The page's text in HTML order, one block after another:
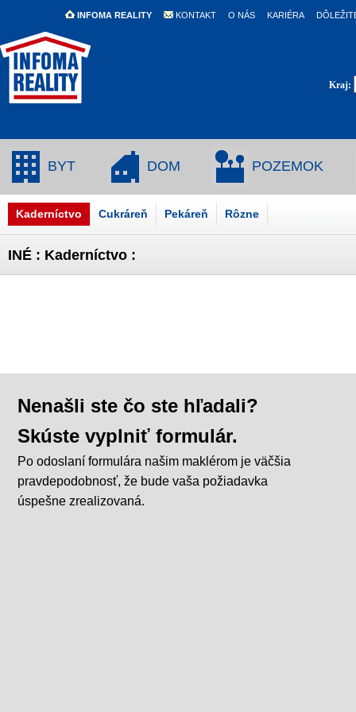
INFOMA REALITY KONTAKT O NÁS KARIÉRA
Kraj:
BYT DOM POZEMOK
Kaderníctvo Cukráreň Pekáreň Rôzne
INÉ : Kaderníctvo :
Nenašli ste čo ste hľadali?
Skúste vyplniť formulár.
Po odoslaní formulára našim maklérom je väčšia
pravdepodobnosť, že bude vaša požiadavka
úspešne zrealizovaná.